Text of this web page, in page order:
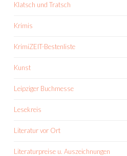
Klatsch und Tratsch
Krimis
KrimiZEIT-Bestenliste
Kunst
Leipziger Buchmesse
Lesekreis
Literatur vor Ort
Literaturpreise u. Auszeichnungen